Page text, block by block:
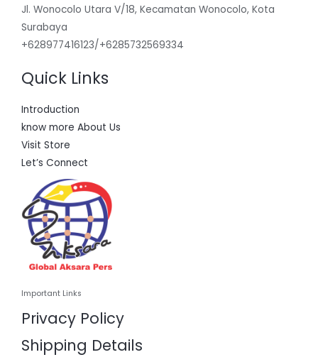
Jl. Wonocolo Utara V/18, Kecamatan Wonocolo, Kota
Surabaya
+628977416123/+6285732569334
Quick Links
Introduction
know more About Us
Visit Store
Let’s Connect
Important Links
Privacy Policy
Shipping Details